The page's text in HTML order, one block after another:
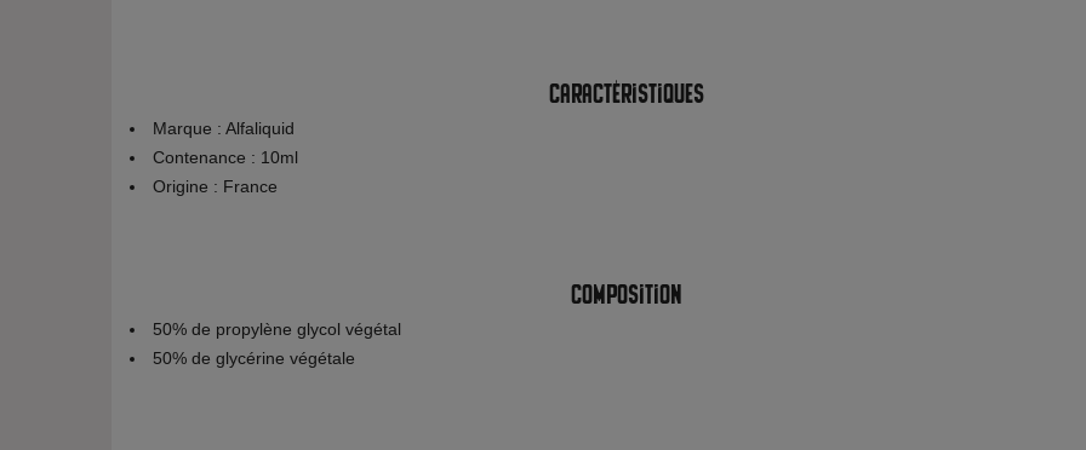
Caractéristiques
Marque : Alfaliquid
Contenance : 10ml
Origine : France
Composition
50% de propylène glycol végétal
50% de glycérine végétale